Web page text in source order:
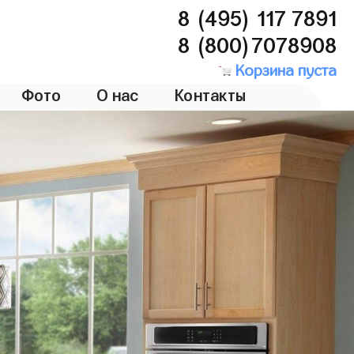
8 (495) 117 7891
8 (800)7078908
Корзина пуста
Фото
О нас Контакты